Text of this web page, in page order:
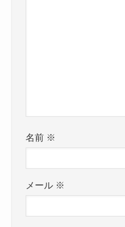
名前 ※
メール ※